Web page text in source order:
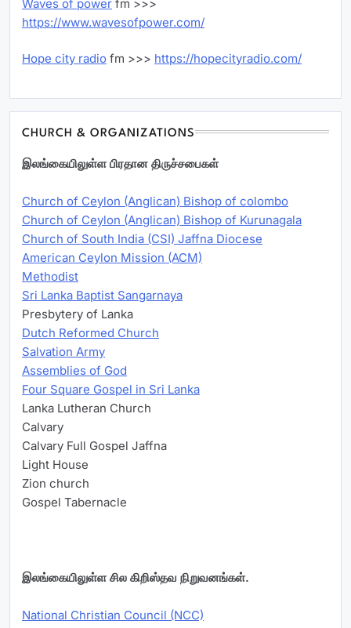
Waves of power fm >>>
https://www.wavesofpower.com/
Hope city radio fm >>> https://hopecityradio.com/
CHURCH & ORGANIZATIONS
இலங்கையிலுள்ள பிரதான திருச்சபைகள்
Church of Ceylon (Anglican) Bishop of colombo
Church of Ceylon (Anglican) Bishop of Kurunagala
Church of South India (CSI) Jaffna Diocese
American Ceylon Mission (ACM)
Methodist
Sri Lanka Baptist Sangarnaya
Presbytery of Lanka
Dutch Reformed Church
Salvation Army
Assemblies of God
Four Square Gospel in Sri Lanka
Lanka Lutheran Church
Calvary
Calvary Full Gospel Jaffna
Light House
Zion church
Gospel Tabernacle
இலங்கையிலுள்ள சில கிறிஸ்தவ நிறுவனங்கள்.
National Christian Council (NCC)